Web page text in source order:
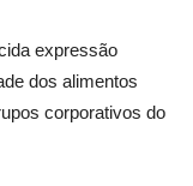
expressão
dos alimentos
corporativos do